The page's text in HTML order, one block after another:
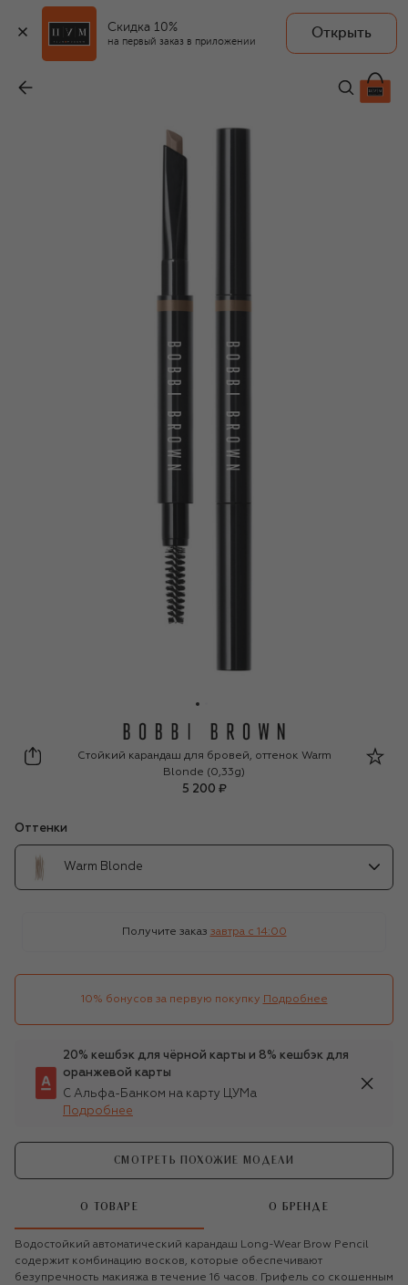
Скидка 10%
на первый заказ в приложении
Открыть
5 200 ₽
Bobbi Brown
Стойкий карандаш для бровей, оттенок Warm
Blonde (0,33g)
5 200 ₽
Оттенки
Warm Blonde
Получите заказ завтра c 14:00
10% бонусов за первую покупку Подробнее
20% кешбэк для чёрной карты и 8% кешбэк для
оранжевой карты
С Альфа-Банком на карту ЦУМа
Подробнее
СМОТРЕТЬ ПОХОЖИЕ МОДЕЛИ
О ТОВАРЕ О БРЕНДЕ
Водостойкий автоматический карандаш Long-Wear Brow Pencil
содержит комбинацию восков, которые обеспечивают
безупречность макияжа в течение 16 часов. Грифель со скошенным